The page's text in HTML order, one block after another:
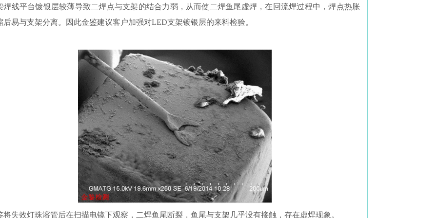
焊线平台镀银层较薄导致二焊点与支架的结合力弱，从而使二焊鱼尾虚焊，在回流焊过程中，焊点热胀
后易与支架分离。因此金鉴建议客户加强对LED支架镀银层的来料检验。
将失效灯珠溶管后在扫描电镜下观察，二焊鱼尾断裂，鱼尾与支架几乎没有接触，存在虚焊现象。